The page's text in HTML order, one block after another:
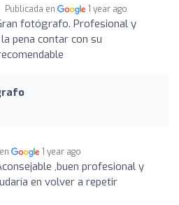
Publicada en 1 year ago
fotógrafo. Profesional y
pena contar con su
1 year ago
,buen profesional y
en volver a repetir